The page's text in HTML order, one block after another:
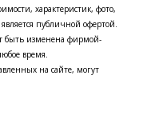
характеристик, фото,
публичной офертой.
быть изменена фирмой-
время.
на сайте, могут